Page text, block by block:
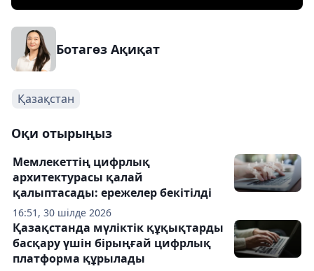
Ботагөз Ақиқат
Қазақстан
Оқи отырыңыз
16:51, 30 шілде 2026
Мемлекеттің цифрлық
архитектурасы қалай
қалыптасады: ережелер бекітілді
Қазақстанда мүліктік құқықтарды
басқару үшін бірыңғай цифрлық
платформа құрылады